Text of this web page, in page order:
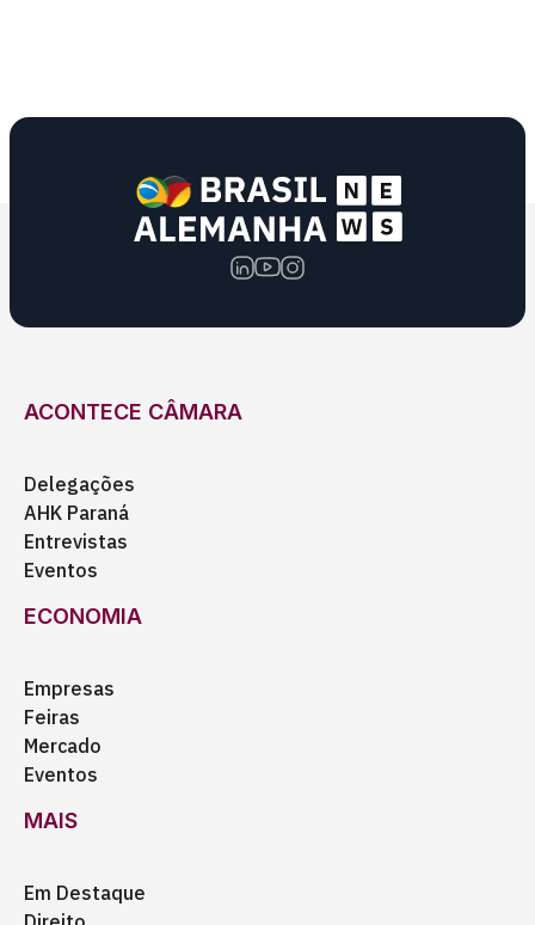
ACONTECE CÂMARA
Delegações
AHK Paraná
Entrevistas
Eventos
ECONOMIA
Empresas
Feiras
Mercado
Eventos
MAIS
Em Destaque